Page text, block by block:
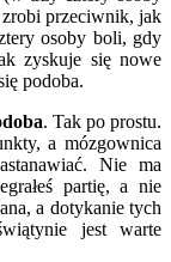
przeciwnik, jak
osoby boli, gdy
zyskuje się nowe
podoba.
. Tak po prostu.
a mózgownica
Nie ma
partię, a nie
a dotykanie tych
jest warte